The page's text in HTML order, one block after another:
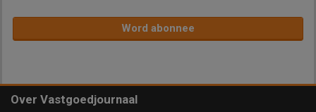
Word abonnee
Over Vastgoedjournaal